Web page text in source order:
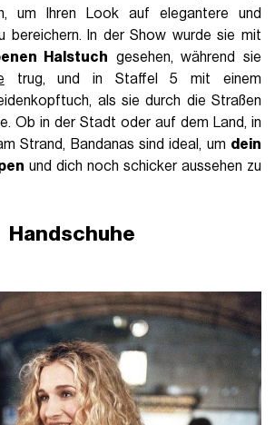
um Ihren Look auf elegantere und
bereichern. In der Show wurde sie mit
Halstuch gesehen, während sie
trug, und in Staffel 5 mit einem
als sie durch die Straßen
Ob in der Stadt oder auf dem Land, in
Strand, Bandanas sind ideal, um dein
und dich noch schicker aussehen zu
Handschuhe